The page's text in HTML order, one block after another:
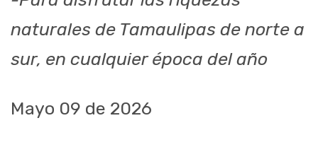
naturales de Tamaulipas de norte a
sur, en cualquier época del año
Mayo 09 de 2026